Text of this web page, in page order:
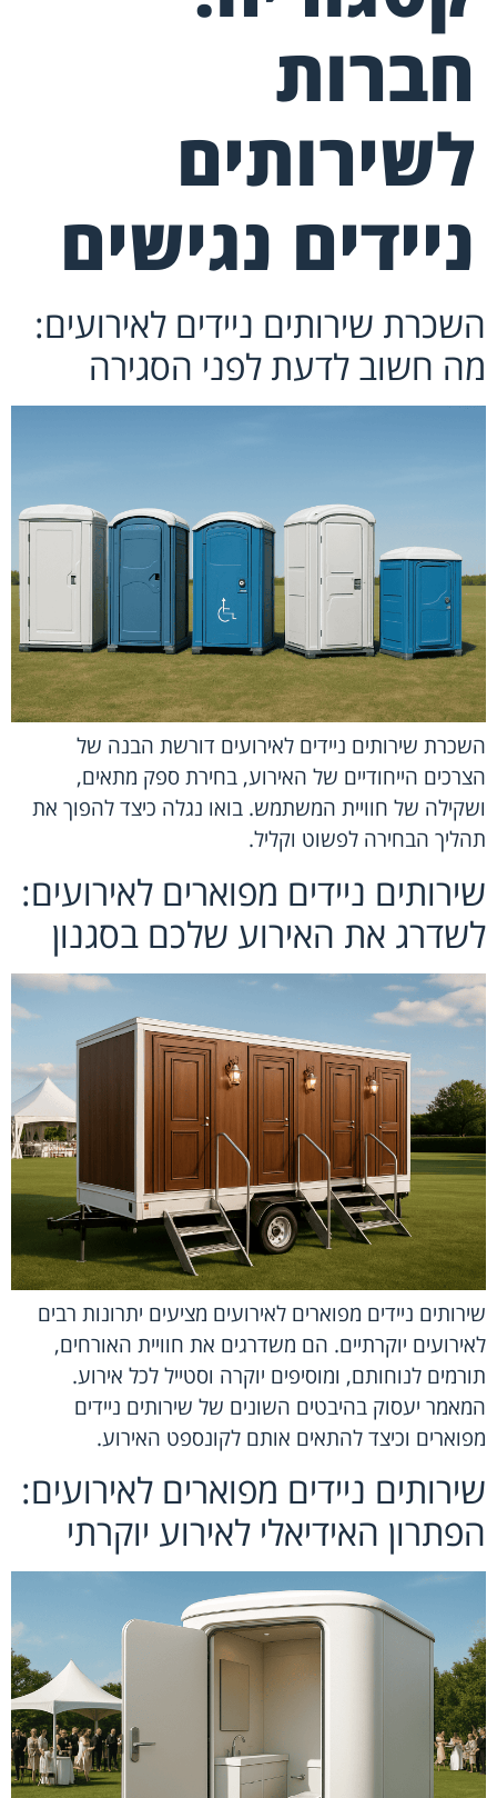
חברות
לשירותים
ניידים נגישים
השכרת שירותים ניידים לאירועים:
מה חשוב לדעת לפני הסגירה
השכרת שירותים ניידים לאירועים דורשת הבנה של
הצרכים הייחודיים של האירוע, בחירת ספק מתאים,
ושקילה של חוויית המשתמש. בואו נגלה כיצד להפוך את
תהליך הבחירה לפשוט וקליל.
שירותים ניידים מפוארים לאירועים:
לשדרג את האירוע שלכם בסגנון
שירותים ניידים מפוארים לאירועים מציעים יתרונות רבים
לאירועים יוקרתיים. הם משדרגים את חוויית האורחים,
תורמים לנוחותם, ומוסיפים יוקרה וסטייל לכל אירוע.
המאמר יעסוק בהיבטים השונים של שירותים ניידים
מפוארים וכיצד להתאים אותם לקונספט האירוע.
שירותים ניידים מפוארים לאירועים:
הפתרון האידיאלי לאירוע יוקרתי